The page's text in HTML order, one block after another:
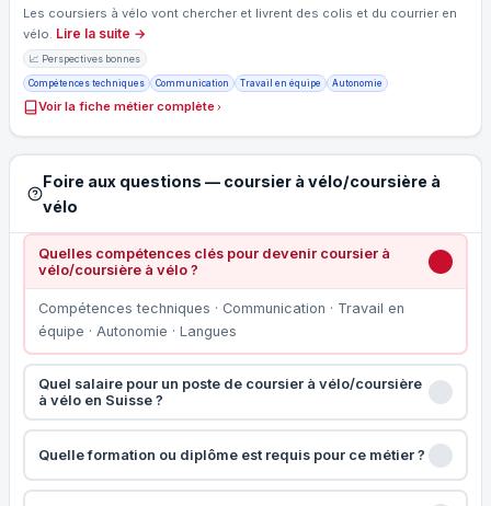
Les coursiers à vélo vont chercher et livrent des colis et du courrier en
vélo. Lire la suite →
📈 Perspectives bonnes
Compétences techniques Communication Travail en équipe Autonomie
Voir la fiche métier complète
Foire aux questions — coursier à vélo/coursière à
vélo
Quelles compétences clés pour devenir coursier à
vélo/coursière à vélo ?
Compétences techniques · Communication · Travail en
équipe · Autonomie · Langues
Quel salaire pour un poste de coursier à vélo/coursière
à vélo en Suisse ?
Quelle formation ou diplôme est requis pour ce métier ?